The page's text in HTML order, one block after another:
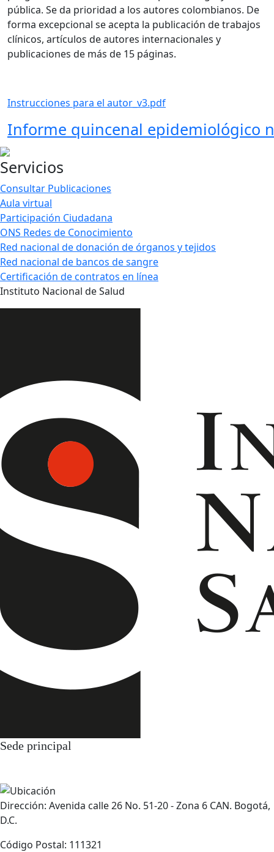
pública. Se da prioridad a los autores colombianos. De
forma excepcional se acepta la publicación de trabajos
clínicos, artículos de autores internacionales y
publicaciones de más de 15 páginas.
Instrucciones para el autor_v3.pdf
Informe quincenal epidemiológico
Servicios
Consultar Publicaciones
Aula virtual
Participación Ciudadana
ONS Redes de Conocimiento
Red nacional de donación de órganos y tejidos
Red nacional de bancos de sangre
Certificación de contratos en línea
Instituto Nacional de Salud
Sede principal
Dirección: Avenida calle 26 No. 51-20 - Zona 6 CAN. Bogotá,
D.C.
Código Postal: 111321